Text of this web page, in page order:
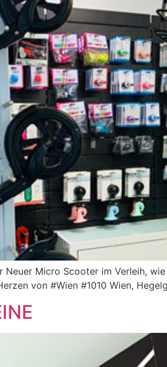
Neuer Micro Scooter im Verleih,
von #Wien #1010 Wien,